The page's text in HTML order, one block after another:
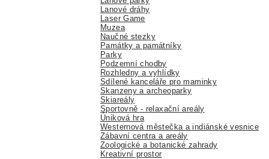
Lanové dráhy
Laser Game
Muzea
Naučné stezky
Památky a památníky
Parky
Podzemní chodby
Rozhledny a vyhlídky
Sdílené kanceláře pro maminky
Skanzeny a archeoparky
Skiareály
Sportovně - relaxační areály
Úniková hra
Westernová městečka a indiánské vesnice
Zábavní centra a areály
Zoologické a botanické zahrady
Kreativní prostor